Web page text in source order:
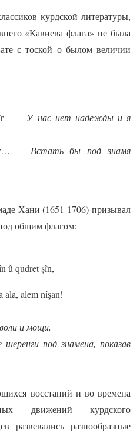
курдской литературы,
«Кавиева флага» не была
с тоской о былом величии
r
У нас нет надежды и я
Встать бы под знамя
Хани (1651-1706) призывал
общим флагом:
n û qudretşîn,
ala, alem nîşan!
и мощи,
шеренги под знамена, показав
восстаний и во времена
движений курдского
развевались разнообразные